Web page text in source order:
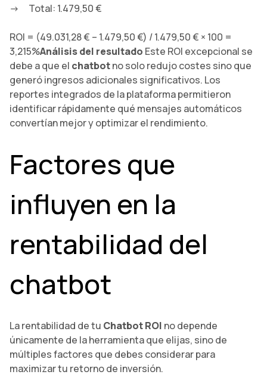
Total: 1.479,50 €
ROI = (49.031,28 € – 1.479,50 €) / 1.479,50 € × 100 =
3,215%Análisis del resultado Este ROI excepcional se
debe a que el chatbotno solo redujo costes sino que
generó ingresos adicionales significativos. Los
reportes integrados de la plataforma permitieron
identificar rápidamente qué mensajes automáticos
convertían mejor y optimizar el rendimiento.
Factores que
influyen en la
rentabilidad del
chatbot
La rentabilidad de tu Chatbot ROI no depende
únicamente de la herramienta que elijas, sino de
múltiples factores que debes considerar para
maximizar tu retorno de inversión.